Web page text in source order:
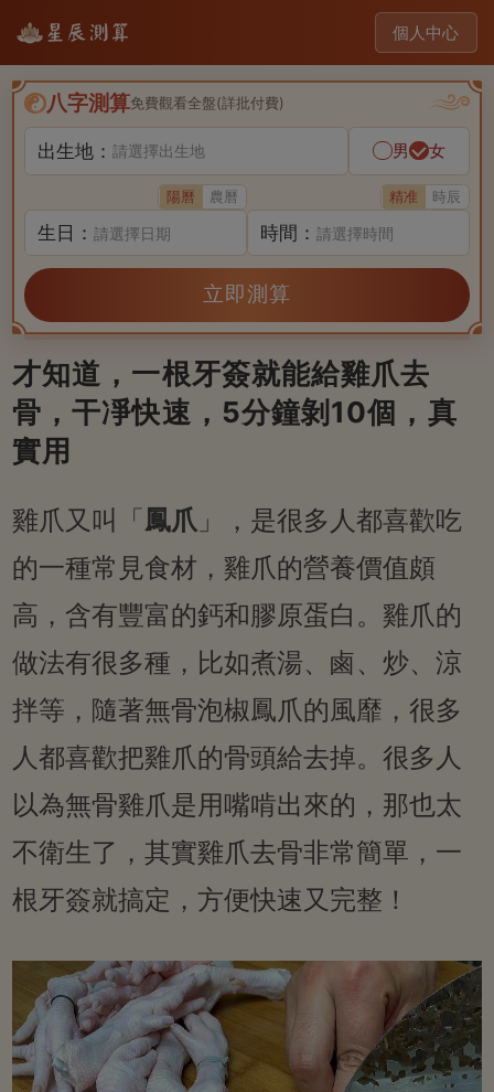
個人中心
八字測算免費觀看全盤(詳批付費)
出生地：請選擇出生地 男 女
陽曆 農曆
生日：請選擇日期
精准 時辰
時間：請選擇時間
立即測算
才知道，一根牙簽就能給雞爪去
骨，干凈快速，5分鐘剝10個，真
實用
雞爪又叫「鳳爪 」，是很多人都喜歡吃
的一種常見食材，雞爪的營養價值頗
高，含有豐富的鈣和膠原蛋白。雞爪的
做法有很多種，比如煮湯、鹵、炒、涼
拌等，隨著無骨泡椒鳳爪的風靡，很多
人都喜歡把雞爪的骨頭給去掉。很多人
以為無骨雞爪是用嘴啃出來的，那也太
不衛生了，其實雞爪去骨非常簡單，一
根牙簽就搞定，方便快速又完整！